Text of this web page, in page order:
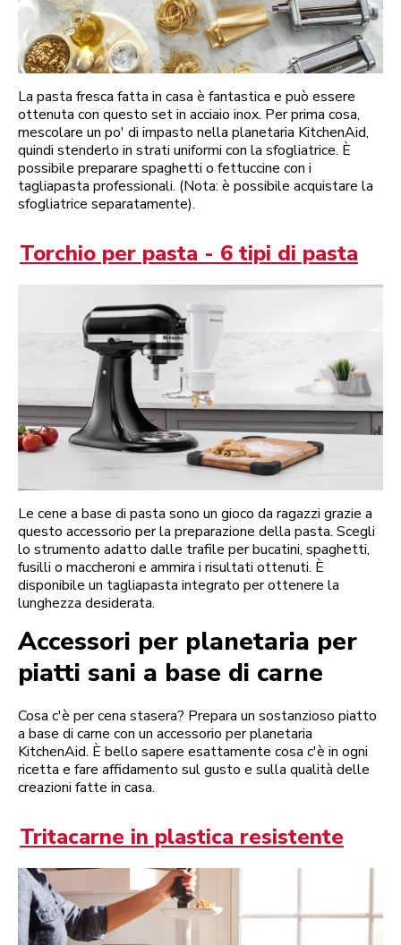
La pasta fresca fatta in casa è fantastica e può essere
ottenuta con questo set in acciaio inox. Per prima cosa,
mescolare un po' di impasto nella planetaria KitchenAid,
quindi stenderlo in strati uniformi con la sfogliatrice. È
possibile preparare spaghetti o fettuccine con i
tagliapasta professionali. (Nota: è possibile acquistare la
sfogliatrice separatamente).
Torchio per pasta - 6 tipi di pasta
Le cene a base di pasta sono un gioco da ragazzi grazie a
questo accessorio per la preparazione della pasta. Scegli
lo strumento adatto dalle trafile per bucatini, spaghetti,
fusilli o maccheroni e ammira i risultati ottenuti. È
disponibile un tagliapasta integrato per ottenere la
lunghezza desiderata.
Accessori per planetaria per
piatti sani a base di carne
Cosa c'è per cena stasera? Prepara un sostanzioso piatto
a base di carne con un accessorio per planetaria
KitchenAid. È bello sapere esattamente cosa c'è in ogni
ricetta e fare affidamento sul gusto e sulla qualità delle
creazioni fatte in casa.
Tritacarne in plastica resistente